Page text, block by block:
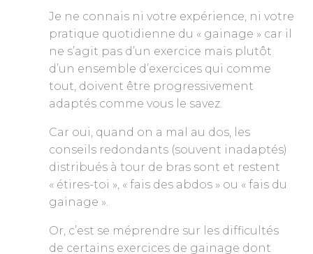
Je ne connais ni votre expérience, ni votre
pratique quotidienne du « gainage » car il
ne s’agit pas d’un exercice mais plutôt
d’un ensemble d’exercices qui comme
tout, doivent être progressivement
adaptés comme vous le savez.
Car oui, quand on a mal au dos, les
conseils redondants (souvent inadaptés)
distribués à tour de bras sont et restent
« étires-toi », « fais des abdos » ou « fais du
gainage ».
Or, c’est se méprendre sur les difficultés
de certains exercices de gainage dont